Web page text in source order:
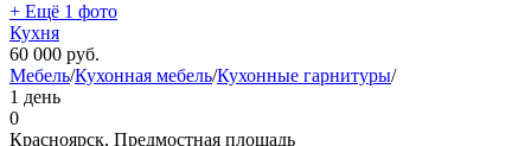
+ Ещё 1 фото
Кухня
60 000 руб.
Мебель/Кухонная мебель/Кухонные гарнитуры/
1 день
0
Красноярск, Предмостная площадь